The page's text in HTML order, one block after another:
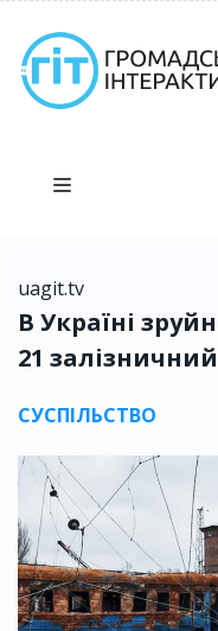
uagit.tv
В Україні
21
СУСПІЛЬСТВО